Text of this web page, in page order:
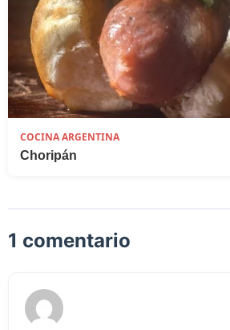
COCINA ARGENTINA
Choripán
1 comentario